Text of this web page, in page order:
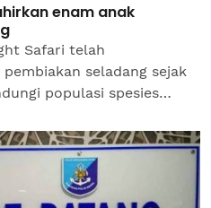
enam anak
Safari telah
seladang sejak
populasi spesies